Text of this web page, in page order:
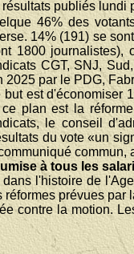
résultats publiés lundi
46% des
14% (191) se
1800 journalistes),
CGT, SNJ,
2025 par le PDG,
but est d'économiser
plan est la
le conseil
du vote «un
à tous les
l'histoire de
prévues
contre la motion.